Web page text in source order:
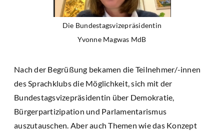
Die Bundestagsvizepräsidentin
Yvonne Magwas MdB
Nach der Begrüßung bekamen die Teilnehmer/-innen
des Sprachklubs die Möglichkeit, sich mit der
Bundestagsvizepräsidentin über Demokratie,
Bürgerpartizipation und Parlamentarismus
auszutauschen. Aber auch Themen wie das Konzept